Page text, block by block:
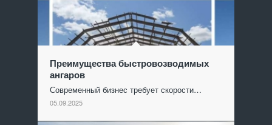
Преимущества быстровозводимых
ангаров
Современный бизнес требует скорости…
05.09.2025